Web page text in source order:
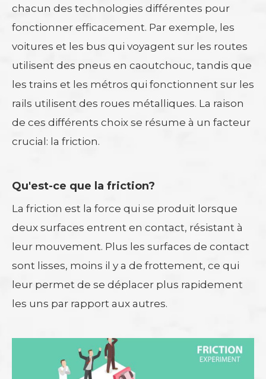
chacun des technologies différentes pour
fonctionner efficacement. Par exemple, les
voitures et les bus qui voyagent sur les routes
utilisent des pneus en caoutchouc, tandis que
les trains et les métros qui fonctionnent sur les
rails utilisent des roues métalliques. La raison
de ces différents choix se résume à un facteur
crucial: la friction.
Qu'est-ce que la friction?
La friction est la force qui se produit lorsque
deux surfaces entrent en contact, résistant à
leur mouvement. Plus les surfaces de contact
sont lisses, moins il y a de frottement, ce qui
leur permet de se déplacer plus rapidement
les uns par rapport aux autres.